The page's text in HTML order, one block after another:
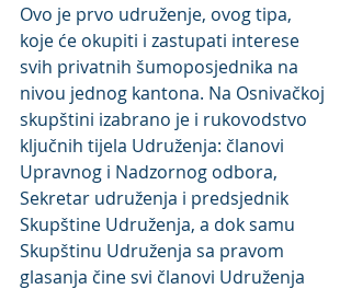
Ovo je prvo udruženje, ovog tipa,
koje će okupiti i zastupati interese
svih privatnih šumoposjednika na
nivou jednog kantona. Na Osnivačkoj
skupštini izabrano je i rukovodstvo
ključnih tijela Udruženja: članovi
Upravnog i Nadzornog odbora,
Sekretar udruženja i predsjednik
Skupštine Udruženja, a dok samu
Skupštinu Udruženja sa pravom
glasanja čine svi članovi Udruženja